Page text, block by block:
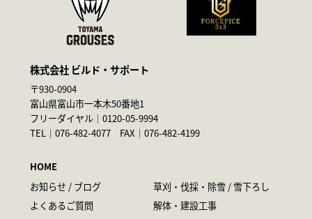
株式会社 ビルド・サポート
〒930-0904
富山県富山市一本木50番地1
フリーダイヤル｜0120-05-9994
TEL｜076-482-4077 FAX｜076-482-4199
HOME
お知らせ / ブログ
草刈・伐採・除雪 / 雪下ろし
よくあるご質問
解体・建設工事